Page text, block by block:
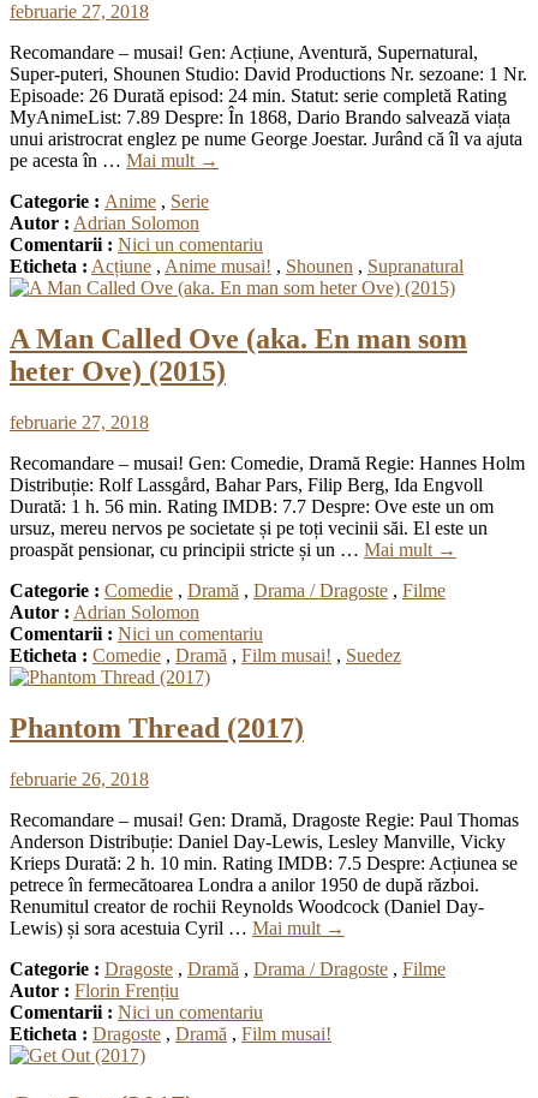
februarie 27, 2018
Recomandare – musai! Gen: Acțiune, Aventură, Supernatural,
Super-puteri, Shounen Studio: David Productions Nr. sezoane: 1 Nr.
Episoade: 26 Durată episod: 24 min. Statut: serie completă Rating
MyAnimeList: 7.89 Despre: În 1868, Dario Brando salvează viața
unui aristrocrat englez pe nume George Joestar. Jurând că îl va ajuta
pe acesta în … Mai mult →
Categorie : Anime , Serie
Autor : Adrian Solomon
Comentarii : Nici un comentariu
Eticheta : Acțiune , Anime musai! , Shounen , Supranatural
A Man Called Ove (aka. En man som
heter Ove) (2015)
februarie 27, 2018
Recomandare – musai! Gen: Comedie, Dramă Regie: Hannes Holm
Distribuție: Rolf Lassgård, Bahar Pars, Filip Berg, Ida Engvoll
Durată: 1 h. 56 min. Rating IMDB: 7.7 Despre: Ove este un om
ursuz, mereu nervos pe societate și pe toți vecinii săi. El este un
proaspăt pensionar, cu principii stricte și un … Mai mult →
Categorie : Comedie , Dramă , Drama / Dragoste , Filme
Autor : Adrian Solomon
Comentarii : Nici un comentariu
Eticheta : Comedie , Dramă , Film musai! , Suedez
Phantom Thread (2017)
februarie 26, 2018
Recomandare – musai! Gen: Dramă, Dragoste Regie: Paul Thomas
Anderson Distribuție: Daniel Day-Lewis, Lesley Manville, Vicky
Krieps Durată: 2 h. 10 min. Rating IMDB: 7.5 Despre: Acțiunea se
petrece în fermecătoarea Londra a anilor 1950 de după război.
Renumitul creator de rochii Reynolds Woodcock (Daniel Day-
Lewis) și sora acestuia Cyril … Mai mult →
Categorie : Dragoste , Dramă , Drama / Dragoste , Filme
Autor : Florin Frențiu
Comentarii : Nici un comentariu
Eticheta : Dragoste , Dramă , Film musai!